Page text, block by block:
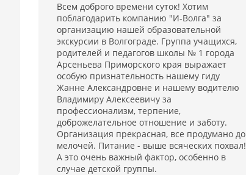
Всем доброго времени суток! Хотим
поблагодарить компанию "И-Волга" за
организацию нашей образовательной
экскурсии в Волгограде. Группа учащихся,
родителей и педагогов школы № 1 города
Арсеньева Приморского края выражает
особую признательность нашему гиду
Жанне Александровне и нашему водителю
Владимиру Алексеевичу за
профессионализм, терпение,
доброжелательное отношение и заботу.
Организация прекрасная, все продумано до
мелочей. Питание - выше всяческих похвал!
А это очень важный фактор, особенно в
случае детской группы.